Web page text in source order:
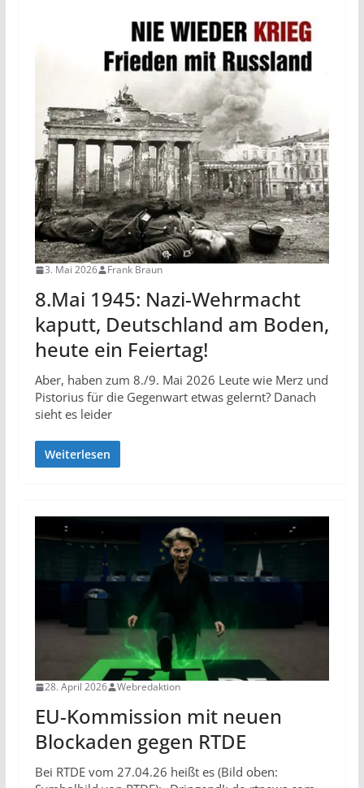
3. Mai 2026 Frank Braun
8.Mai 1945: Nazi-Wehrmacht
kaputt, Deutschland am Boden,
heute ein Feiertag!
Aber, haben zum 8./9. Mai 2026 Leute wie Merz und
Pistorius für die Gegenwart etwas gelernt? Danach
sieht es leider
Weiterlesen
28. April 2026 Webredaktion
EU-Kommission mit neuen
Blockaden gegen RTDE
Bei RTDE vom 27.04.26 heißt es (Bild oben: